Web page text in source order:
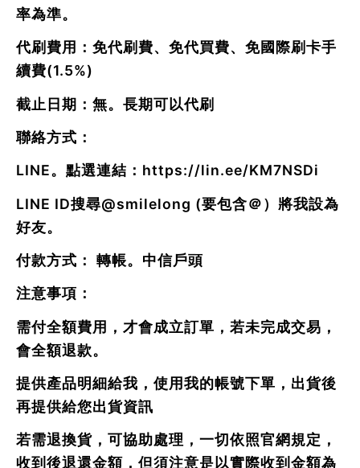
率為準。
代刷費用：免代刷費、免代買費、免國際刷卡手
續費(1.5%)
截止日期：無。長期可以代刷
聯絡方式：
LINE。點選連結： https://lin.ee/KM7NSDi
LINE ID搜尋@smilelong (要包含＠）將我設為
好友。
付款方式： 轉帳。中信戶頭
注意事項：
需付全額費用，才會成立訂單，若未完成交易，
會全額退款。
提供產品明細給我，使用我的帳號下單，出貨後
再提供給您出貨資訊
若需退換貨，可協助處理，一切依照官網規定，
收到後退還金額，但須注意是以實際收到金額為